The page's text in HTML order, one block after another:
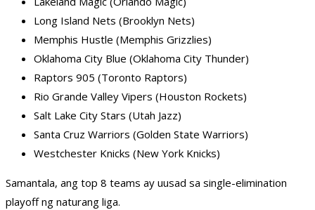
Long Island Nets (Brooklyn Nets)
Memphis Hustle (Memphis Grizzlies)
Oklahoma City Blue (Oklahoma City Thunder)
Raptors 905 (Toronto Raptors)
Rio Grande Valley Vipers (Houston Rockets)
Salt Lake City Stars (Utah Jazz)
Santa Cruz Warriors (Golden State Warriors)
Westchester Knicks (New York Knicks)
Samantala, ang top 8 teams ay uusad sa single-elimination
playoff ng naturang liga.